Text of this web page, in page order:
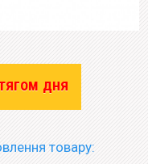
дня
товару: